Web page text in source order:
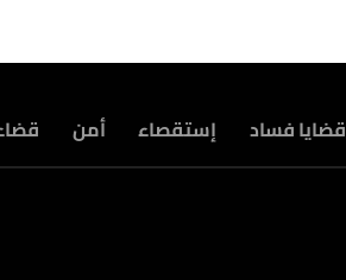
قضايا فساد إستقصاء أمن